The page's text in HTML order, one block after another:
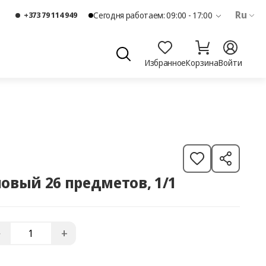
+373 79 114 949 Сегодня работаем: 09:00 - 17:00 Ru
ИзбранноеКорзинаВойти
26 предметов, 1/1
+